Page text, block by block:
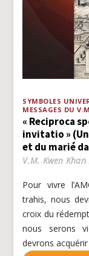
SYMBOLES
MESSAGES DU
« Reciproca
invitatio »
et du marié
V.M. Kwen Khan
Pour vivre
trahis, nous
croix du
nous serons
devrons